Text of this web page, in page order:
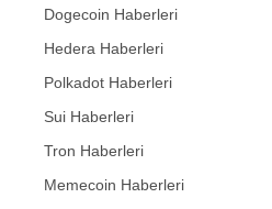
Dogecoin Haberleri
Hedera Haberleri
Polkadot Haberleri
Sui Haberleri
Tron Haberleri
Memecoin Haberleri